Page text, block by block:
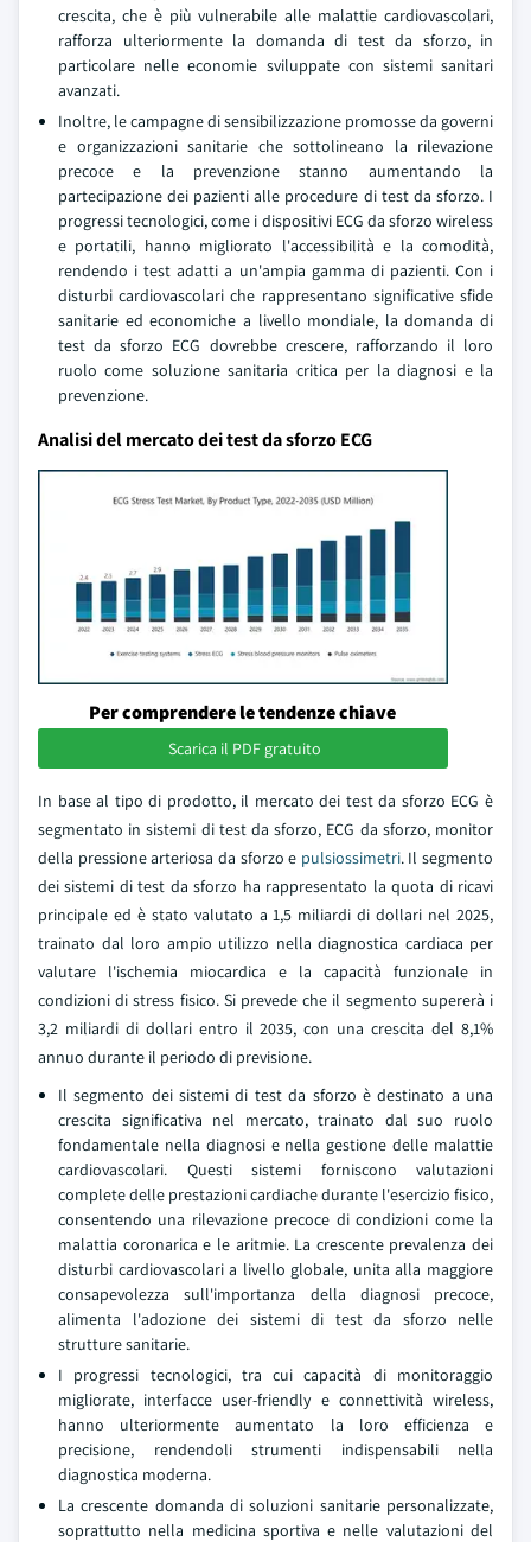
crescita, che è più vulnerabile alle malattie cardiovascolari,
rafforza ulteriormente la domanda di test da sforzo, in
particolare nelle economie sviluppate con sistemi sanitari
avanzati.
Inoltre, le campagne di sensibilizzazione promosse da governi
e organizzazioni sanitarie che sottolineano la rilevazione
precoce e la prevenzione stanno aumentando la
partecipazione dei pazienti alle procedure di test da sforzo. I
progressi tecnologici, come i dispositivi ECG da sforzo wireless
e portatili, hanno migliorato l'accessibilità e la comodità,
rendendo i test adatti a un'ampia gamma di pazienti. Con i
disturbi cardiovascolari che rappresentano significative sfide
sanitarie ed economiche a livello mondiale, la domanda di
test da sforzo ECG dovrebbe crescere, rafforzando il loro
ruolo come soluzione sanitaria critica per la diagnosi e la
prevenzione.
Analisi del mercato dei test da sforzo ECG
Per comprendere le tendenze chiave
Scarica il PDF gratuito
In base al tipo di prodotto, il mercato dei test da sforzo ECG è
segmentato in sistemi di test da sforzo, ECG da sforzo, monitor
della pressione arteriosa da sforzo e pulsiossimetri. Il segmento
dei sistemi di test da sforzo ha rappresentato la quota di ricavi
principale ed è stato valutato a 1,5 miliardi di dollari nel 2025,
trainato dal loro ampio utilizzo nella diagnostica cardiaca per
valutare l'ischemia miocardica e la capacità funzionale in
condizioni di stress fisico. Si prevede che il segmento supererà i
3,2 miliardi di dollari entro il 2035, con una crescita del 8,1%
annuo durante il periodo di previsione.
Il segmento dei sistemi di test da sforzo è destinato a una
crescita significativa nel mercato, trainato dal suo ruolo
fondamentale nella diagnosi e nella gestione delle malattie
cardiovascolari. Questi sistemi forniscono valutazioni
complete delle prestazioni cardiache durante l'esercizio fisico,
consentendo una rilevazione precoce di condizioni come la
malattia coronarica e le aritmie. La crescente prevalenza dei
disturbi cardiovascolari a livello globale, unita alla maggiore
consapevolezza sull'importanza della diagnosi precoce,
alimenta l'adozione dei sistemi di test da sforzo nelle
strutture sanitarie.
I progressi tecnologici, tra cui capacità di monitoraggio
migliorate, interfacce user-friendly e connettività wireless,
hanno ulteriormente aumentato la loro efficienza e
precisione, rendendoli strumenti indispensabili nella
diagnostica moderna.
La crescente domanda di soluzioni sanitarie personalizzate,
soprattutto nella medicina sportiva e nelle valutazioni del